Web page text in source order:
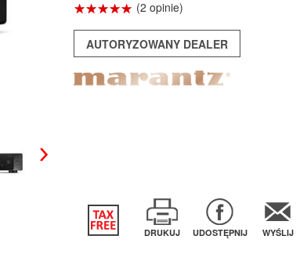
☆☆☆☆☆
★★★★★ (2 opinie)
AUTORYZOWANY DEALER
DRUKUJ UDOSTĘPNIJ WYŚLIJ